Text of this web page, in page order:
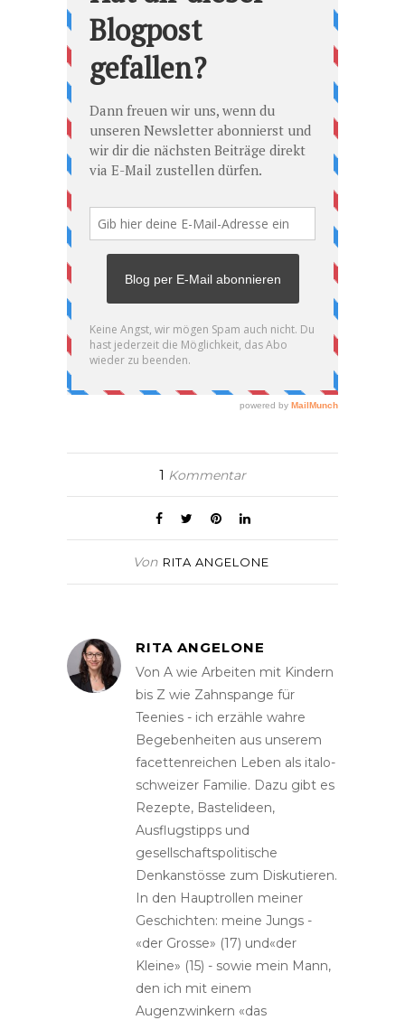
1 Kommentar
Von RITA ANGELONE
RITA ANGELONE
Von A wie Arbeiten mit Kindern
bis Z wie Zahnspange für
Teenies - ich erzähle wahre
Begebenheiten aus unserem
facettenreichen Leben als italo-
schweizer Familie. Dazu gibt es
Rezepte, Bastelideen,
Ausflugstipps und
gesellschaftspolitische
Denkanstösse zum Diskutieren.
In den Hauptrollen meiner
Geschichten: meine Jungs -
«der Grosse» (17) und«der
Kleine» (15) - sowie mein Mann,
den ich mit einem
Augenzwinkern «das